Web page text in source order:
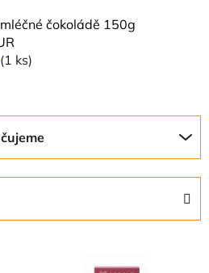
čokoládě 150g
(1 ks)